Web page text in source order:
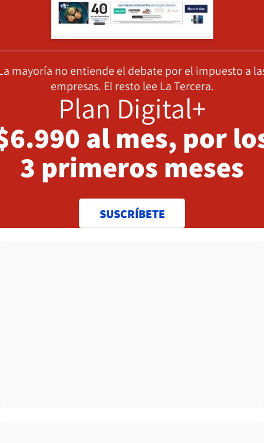
mayoría no entiende el debate por el impuesto a
empresas. El resto lee La Tercera.
Plan Digital+
al mes, por
3 primeros meses
SUSCRÍBETE